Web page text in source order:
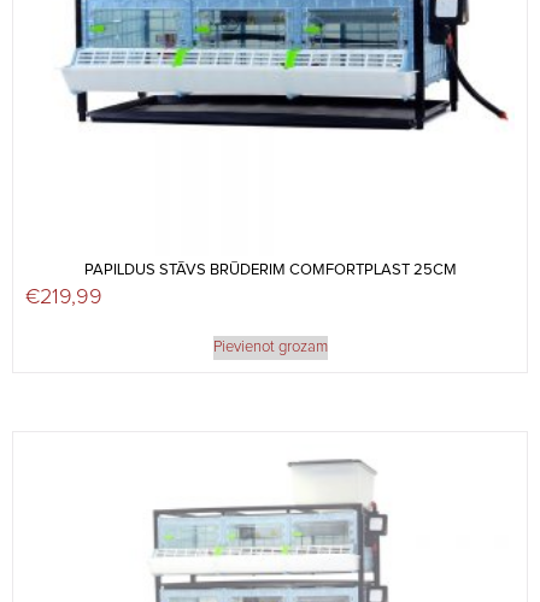
PAPILDUS STĀVS BRŪDERIM COMFORTPLAST 25CM
€219,99
Pievienot grozam